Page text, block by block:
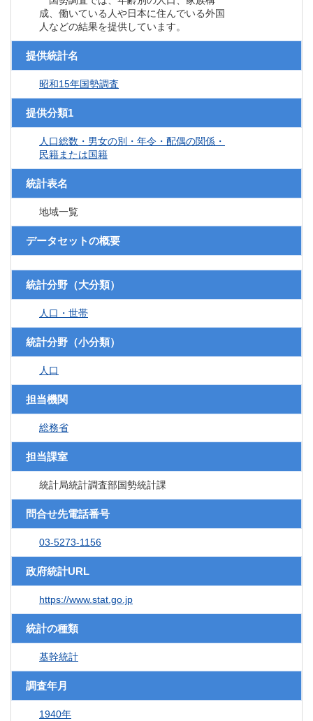
成、働いている人や日本に住んでいる外国
人などの結果を提供しています。
提供統計名
昭和15年国勢調査
提供分類1
人口総数・男女の別・年令・配偶の関係・
民籍または国籍
統計表名
地域一覧
データセットの概要
統計分野（大分類）
人口・世帯
統計分野（小分類）
人口
担当機関
総務省
担当課室
統計局統計調査部国勢統計課
問合せ先電話番号
03-5273-1156
政府統計URL
https://www.stat.go.jp
統計の種類
基幹統計
調査年月
1940年